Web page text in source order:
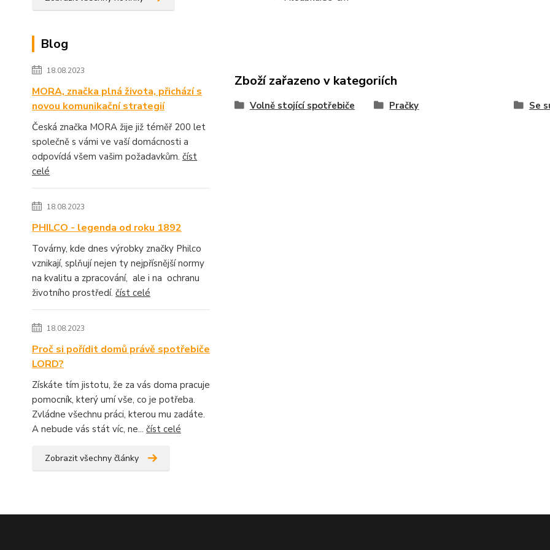
Blog
18.08.2023
MORA, značka plná života, přichází s
novou komunikační strategií
Česká značka MORA žije již téměř 200 let
společně s vámi ve vaší domácnosti a
odpovídá všem vašim požadavkům. číst
celé
18.08.2023
PHILCO - legenda od roku 1892
Továrny, kde dnes výrobky značky Philco
vznikají, splňují nejen ty nejpřísnější normy
na kvalitu a zpracování, ale i na ochranu
životního prostředí. číst celé
18.08.2023
Proč si pořídit domů právě spotřebiče
LORD?
Získáte tím jistotu, že za vás doma pracuje
pomocník, který umí vše, co je potřeba.
Zvládne všechnu práci, kterou mu zadáte.
A nebude vás stát víc, ne... číst celé
Zobrazit všechny články
Zboží zařazeno v kategoriích
Volně stojící spotřebiče Pračky Se